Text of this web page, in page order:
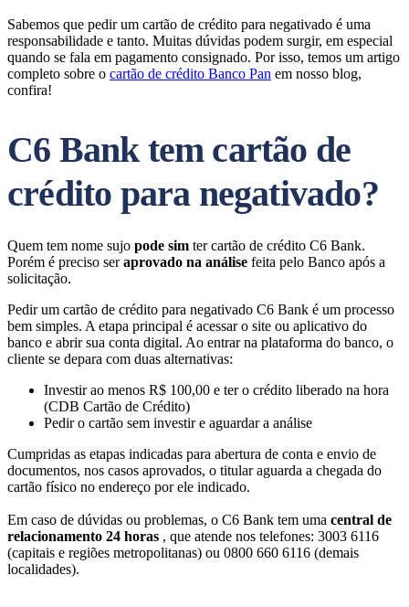
Sabemos que pedir um cartão de crédito para negativado é uma
responsabilidade e tanto. Muitas dúvidas podem surgir, em especial
quando se fala em pagamento consignado. Por isso, temos um artigo
completo sobre o cartão de crédito Banco Pan em nosso blog,
confira!
C6 Bank tem cartão de
crédito para negativado?
Quem tem nome sujo pode sim ter cartão de crédito C6 Bank.
Porém é preciso seraprovado na análise feita pelo Banco após a
solicitação.
Pedir um cartão de crédito para negativado C6 Bank é um processo
bem simples. A etapa principal é acessar o site ou aplicativo do
banco e abrir sua conta digital. Ao entrar na plataforma do banco, o
cliente se depara com duas alternativas:
Investir ao menos R$ 100,00 e ter o crédito liberado na hora
(CDB Cartão de Crédito)
Pedir o cartão sem investir e aguardar a análise
Cumpridas as etapas indicadas para abertura de conta e envio de
documentos, nos casos aprovados, o titular aguarda a chegada do
cartão físico no endereço por ele indicado.
Em caso de dúvidas ou problemas, o C6 Bank tem uma central de
relacionamento 24 horas , que atende nos telefones: 3003 6116
(capitais e regiões metropolitanas) ou 0800 660 6116 (demais
localidades).